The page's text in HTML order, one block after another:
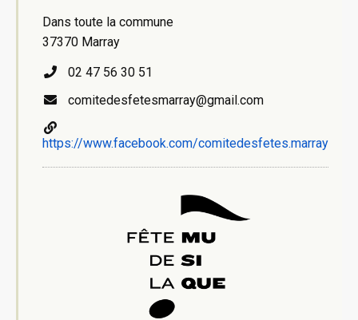
Dans toute la commune
37370 Marray
02 47 56 30 51
comitedesfetesmarray@gmail.com
https://www.facebook.com/comitedesfetes.marray